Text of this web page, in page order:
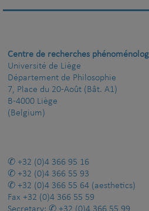
Centre de recherches
Université de Liège
Département de Philosophie
7, Place du 20-Août (Bât. A1)
B-4000 Liège
(Belgium)
+32 (0)4 366 95 16
+32 (0)4 366 55 93
+32 (0)4 366 55 64 (aesthetics)
Fax +32 (0)4 366 55 59